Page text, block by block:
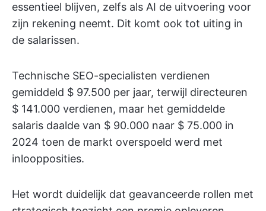
essentieel blijven, zelfs als AI de uitvoering voor
zijn rekening neemt. Dit komt ook tot uiting in
de salarissen.
Technische SEO-specialisten verdienen
gemiddeld $ 97.500 per jaar, terwijl directeuren
$ 141.000 verdienen, maar het gemiddelde
salaris daalde van $ 90.000 naar $ 75.000 in
2024 toen de markt overspoeld werd met
inloopposities.
Het wordt duidelijk dat geavanceerde rollen met